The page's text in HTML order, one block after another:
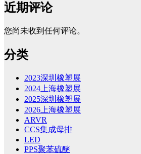
近期评论
您尚未收到任何评论。
分类
2023深圳橡塑展
2024上海橡塑展
2025深圳橡塑展
2026上海橡塑展
ARVR
CCS集成母排
LED
PPS聚苯硫醚